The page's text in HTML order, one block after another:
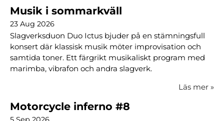
Musik i sommarkväll
23 Aug 2026
Slagverksduon Duo Ictus bjuder på en stämningsfull
konsert där klassisk musik möter improvisation och
samtida toner. Ett färgrikt musikaliskt program med
marimba, vibrafon och andra slagverk.
Läs mer »
Motorcycle inferno #8